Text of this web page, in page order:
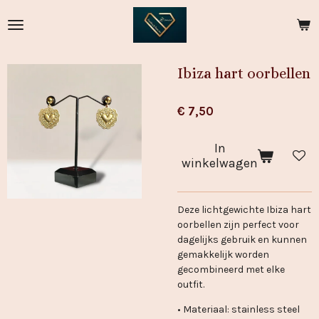
direct
Ibiza hart oorbellen
€ 7,50
In
winkelwagen
Deze lichtgewichte Ibiza hart
oorbellen zijn perfect voor
dagelijks gebruik en kunnen
gemakkelijk worden
gecombineerd met elke
outfit.
• Materiaal: stainless steel